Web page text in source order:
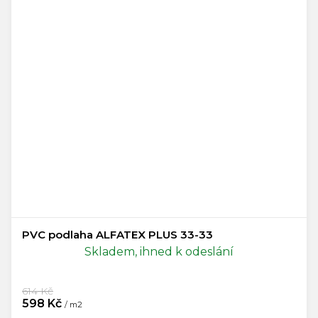
PVC podlaha ALFATEX PLUS 33-33
Skladem, ihned k odeslání
598 Kč / m2
614 Kč